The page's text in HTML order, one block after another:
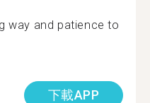
way and patience to
下載APP